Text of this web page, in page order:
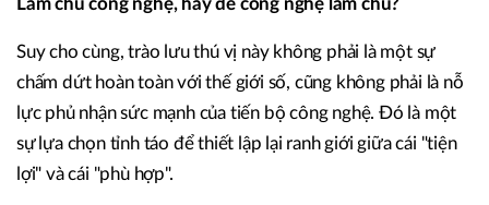
Làm chủ công nghệ, hay để công nghệ làm chủ?
Suy cho cùng, trào lưu thú vị này không phải là một sự
chấm dứt hoàn toàn với thế giới số, cũng không phải là nỗ
lực phủ nhận sức mạnh của tiến bộ công nghệ. Đó là một
sự lựa chọn tỉnh táo để thiết lập lại ranh giới giữa cái "tiện
lợi" và cái "phù hợp".